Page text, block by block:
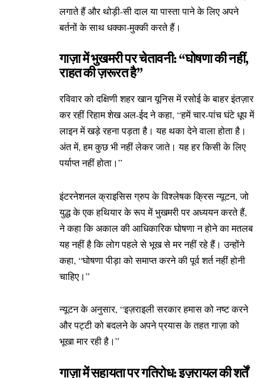
लगाते हैं और थोड़ी-सी दाल या पास्ता पाने के लिए अपने
बर्तनों के साथ धक्का-मुक्की करते हैं।
गाज़ा में भुखमरी पर चेतावनी: “घोषणा की नहीं,
राहत की ज़रूरत है”
रविवार को दक्षिणी शहर खान यूनिस में रसोई के बाहर इंतज़ार
कर रहीं रिहाम शेख अल-ईद ने कहा, “हमें चार-पांच घंटे धूप में
लाइन में खड़े रहना पड़ता है। यह थका देने वाला होता है।
अंत में, हम कुछ भी नहीं लेकर जाते। यह हर किसी के लिए
पर्याप्त नहीं होता।”
इंटरनेशनल क्राइसिस ग्रुप के विश्लेषक क्रिस न्यूटन, जो
युद्ध के एक हथियार के रूप में भुखमरी पर अध्ययन करते हैं,
ने कहा कि अकाल की आधिकारिक घोषणा न होने का मतलब
यह नहीं है कि लोग पहले से भूख से मर नहीं रहे हैं। उन्होंने
कहा, “घोषणा पीड़ा को समाप्त करने की पूर्व शर्त नहीं होनी
चाहिए।”
न्यूटन के अनुसार, “इज़राइली सरकार हमास को नष्ट करने
और पट्टी को बदलने के अपने प्रयास के तहत गाज़ा को
भूखा मार रही है।”
गाज़ा में सहायता पर गतिरोध: इज़रायल की शर्तें